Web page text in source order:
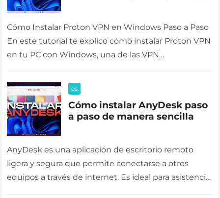
Cómo Instalar Proton VPN en Windows Paso a Paso
En este tutorial te explico cómo instalar Proton VPN
en tu PC con Windows, una de las VPN…
es
Cómo instalar AnyDesk paso
a paso de manera sencilla
AnyDesk es una aplicación de escritorio remoto
ligera y segura que permite conectarse a otros
equipos a través de internet. Es ideal para asistencia